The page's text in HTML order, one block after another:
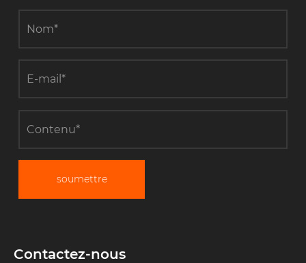
soumettre
Contactez-nous